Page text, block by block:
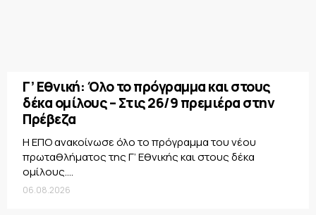
Γ’ Εθνική: Όλο το πρόγραμμα και στους
δέκα ομίλους – Στις 26/9 πρεμιέρα στην
Πρέβεζα
Η ΕΠΟ ανακοίνωσε όλο το πρόγραμμα του νέου
πρωταθλήματος της Γ’ Εθνικής και στους δέκα
ομίλους....
06.08.2026